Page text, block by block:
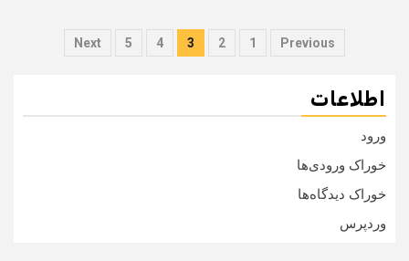
صفحه‌بندی
Previous
1
2
3
4
5
Next
اطلاعات
ورود
خوراک ورودی‌ها
خوراک دیدگاه‌ها
وردپرس